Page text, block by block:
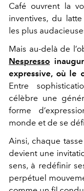
Café ouvrent la
inventives, du
les plus
Mais au-delà de
Nespresso
expressive, où le
Entre
célèbre une
forme
monde et de se
Ainsi, chaque
devient une
sens, à redéfinir
perpétuel